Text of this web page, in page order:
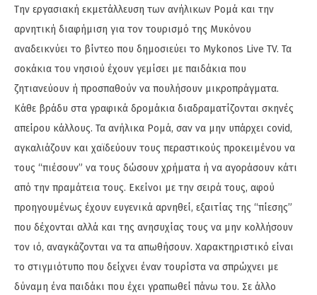
Την εργασιακή εκμετάλλευση των ανήλικων Ρομά και την
αρνητική διαφήμιση για τον τουρισμό της Μυκόνου
αναδεικνύει το βίντεο που δημοσιεύει το Mykonos Live TV. Τα
σοκάκια του νησιού έχουν γεμίσει με παιδάκια που
ζητιανεύουν ή προσπαθούν να πουλήσουν μικροπράγματα.
Κάθε βράδυ στα γραφικά δρομάκια διαδραματίζονται σκηνές
απείρου κάλλους. Τα ανήλικα Ρομά, σαν να μην υπάρχει covid,
αγκαλιάζουν και χαϊδεύουν τους περαστικούς προκειμένου να
τους “πιέσουν” να τους δώσουν χρήματα ή να αγοράσουν κάτι
από την πραμάτεια τους. Εκείνοι με την σειρά τους, αφού
προηγουμένως έχουν ευγενικά αρνηθεί, εξαιτίας της “πίεσης”
που δέχονται αλλά και της ανησυχίας τους να μην κολλήσουν
τον ιό, αναγκάζονται να τα απωθήσουν. Χαρακτηριστικό είναι
το στιγμιότυπο που δείχνει έναν τουρίστα να σπρώχνει με
δύναμη ένα παιδάκι που έχει γραπωθεί πάνω του. Σε άλλο